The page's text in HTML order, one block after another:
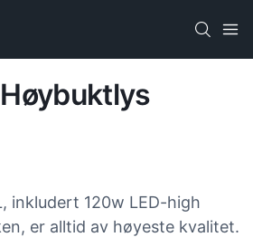
inkludert 120w LED-high
er alltid av høyeste kvalitet.